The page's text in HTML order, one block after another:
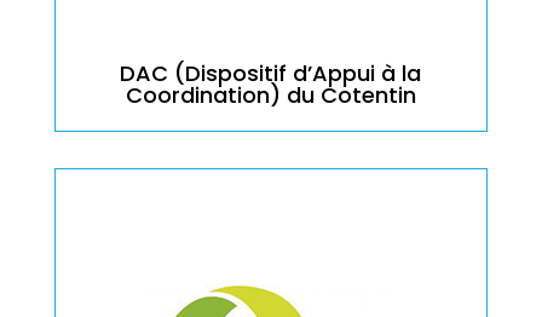
DAC (Dispositif d’Appui à la
Coordination) du Cotentin